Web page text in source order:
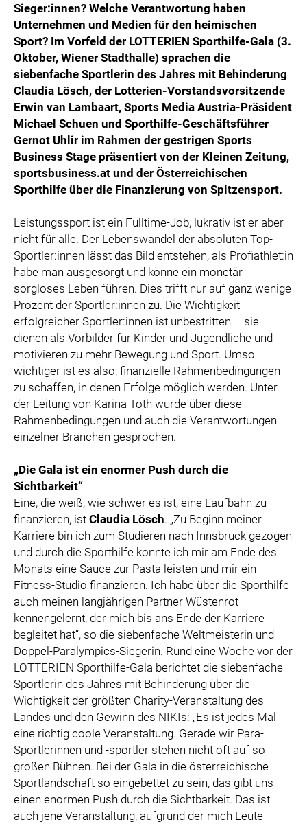
Sieger:innen? Welche Verantwortung haben
Unternehmen und Medien für den heimischen
Sport? Im Vorfeld der LOTTERIEN Sporthilfe-Gala (3.
Oktober, Wiener Stadthalle) sprachen die
siebenfache Sportlerin des Jahres mit Behinderung
Claudia Lösch, der Lotterien-Vorstandsvorsitzende
Erwin van Lambaart, Sports Media Austria-Präsident
Michael Schuen und Sporthilfe-Geschäftsführer
Gernot Uhlir im Rahmen der gestrigen Sports
Business Stage präsentiert von der Kleinen Zeitung,
sportsbusiness.at und der Österreichischen
Sporthilfe über die Finanzierung von Spitzensport.
Leistungssport ist ein Fulltime-Job, lukrativ ist er aber
nicht für alle. Der Lebenswandel der absoluten Top-
Sportler:innen lässt das Bild entstehen, als Profiathlet:in
habe man ausgesorgt und könne ein monetär
sorgloses Leben führen. Dies trifft nur auf ganz wenige
Prozent der Sportler:innen zu. Die Wichtigkeit
erfolgreicher Sportler:innen ist unbestritten – sie
dienen als Vorbilder für Kinder und Jugendliche und
motivieren zu mehr Bewegung und Sport. Umso
wichtiger ist es also, finanzielle Rahmenbedingungen
zu schaffen, in denen Erfolge möglich werden. Unter
der Leitung von Karina Toth wurde über diese
Rahmenbedingungen und auch die Verantwortungen
einzelner Branchen gesprochen.
„Die Gala ist ein enormer Push durch die
Sichtbarkeit“
Eine, die weiß, wie schwer es ist, eine Laufbahn zu
finanzieren, ist Claudia Lösch. „Zu Beginn meiner
Karriere bin ich zum Studieren nach Innsbruck gezogen
und durch die Sporthilfe konnte ich mir am Ende des
Monats eine Sauce zur Pasta leisten und mir ein
Fitness-Studio finanzieren. Ich habe über die Sporthilfe
auch meinen langjährigen Partner Wüstenrot
kennengelernt, der mich bis ans Ende der Karriere
begleitet hat“, so die siebenfache Weltmeisterin und
Doppel-Paralympics-Siegerin. Rund eine Woche vor der
LOTTERIEN Sporthilfe-Gala berichtet die siebenfache
Sportlerin des Jahres mit Behinderung über die
Wichtigkeit der größten Charity-Veranstaltung des
Landes und den Gewinn des NIKIs: „Es ist jedes Mal
eine richtig coole Veranstaltung. Gerade wir Para-
Sportlerinnen und -sportler stehen nicht oft auf so
großen Bühnen. Bei der Gala in die österreichische
Sportlandschaft so eingebettet zu sein, das gibt uns
einen enormen Push durch die Sichtbarkeit. Das ist
auch jene Veranstaltung, aufgrund der mich Leute